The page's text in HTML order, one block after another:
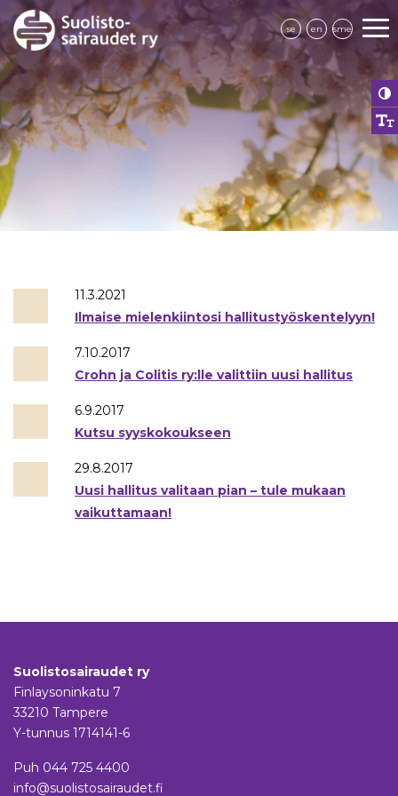
se en sme
11.3.2021
Ilmaise mielenkiintosi hallitustyöskentelyyn!
7.10.2017
Crohn ja Colitis ry:lle valittiin uusi hallitus
6.9.2017
Kutsu syyskokoukseen
29.8.2017
Uusi hallitus valitaan pian – tule mukaan
vaikuttamaan!
Suolistosairaudet ry
Finlaysoninkatu 7
33210 Tampere
Y-tunnus 1714141-6
Puh 044 725 4400
info@suolistosairaudet.fi